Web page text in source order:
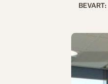
BEVART: